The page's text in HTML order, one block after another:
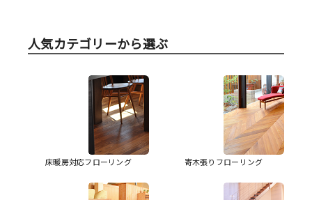
人気カテゴリーから選ぶ
床暖房対応フローリング 寄木張りフローリング